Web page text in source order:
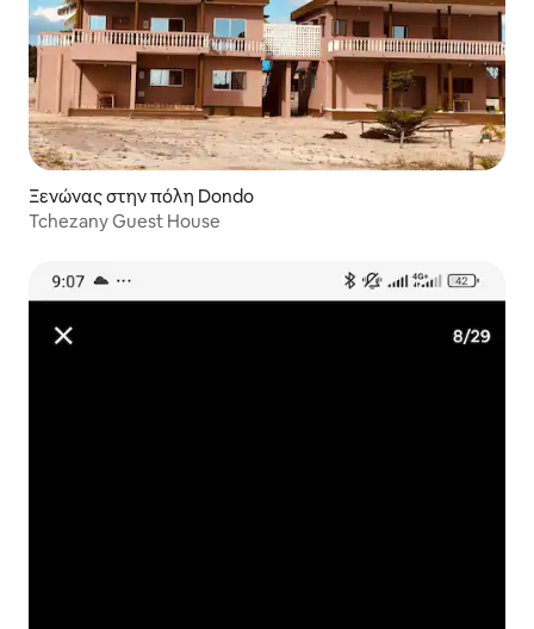
Ξενώνας στην πόλη Dondo
Tchezany Guest House